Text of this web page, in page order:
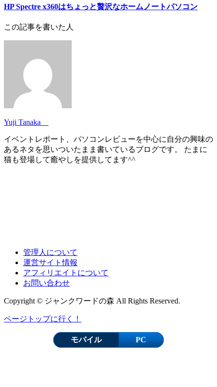
HP Spectre x360はちょっと贅沢なホームノートパソコン
この記事を書いた人
Yuji Tanaka
イベントレポート、パソコンレビューを中心に自分の興味の
あるネタを思いついたまま書いているブログです。 たまに
猫も登場して癒やしを提供してます^^
管理人について
運営サイト情報
アフィリエイトについて
お問い合わせ
Copyright © ジャンクワードの森 All Rights Reserved.
ページトップに行く！
モバイル PC